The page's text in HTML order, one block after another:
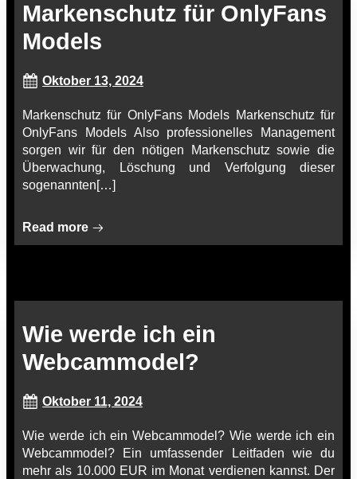
Markenschutz für OnlyFans
Models
Oktober 13, 2024
Markenschutz für OnlyFans Models Markenschutz für
OnlyFans Models Also professionelles Management
sorgen wir für den nötigen Markenschutz sowie die
Überwachung, Löschung und Verfolgung dieser
sogenannten[…]
Read more
Wie werde ich ein
Webcammodel?
Oktober 11, 2024
Wie werde ich ein Webcammodel? Wie werde ich ein
Webcammodel? Ein umfassender Leitfaden wie du
mehr als 10.000 EUR im Monat verdienen kannst. Der